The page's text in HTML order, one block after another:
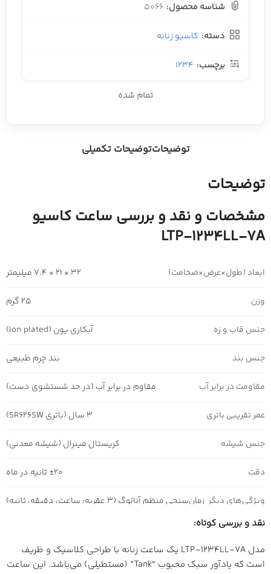
شناسه محصول: 5066
دسته: کاسیو زنانه
برچسب: 1234
تمام شده
توضیحاتتوضیحات تکمیلی
توضیحات
مشخصات و نقد و بررسی ساعت کاسیو
LTP-1234LL-7A
ابعاد (طول×عرض×ضخامت) 32 × 21 × 7.4 میلیمتر
وزن 25 گرم
جنس قاب و زه آبکاری یون (Ion plated)
جنس بند بند چرم طبیعی
مقاومت در برابر آب مقاوم در برابر آب (در حد شستشوی دست)
عمر تقریبی باتری 3 سال (باتری SR626SW)
جنس شیشه کریستال مینرال (شیشه معدنی)
دقت ±20 ثانیه در ماه
ویژگی‌های دیگر زمان‌سنجی منظم آنالوگ (3 عقربه: ساعت، دقیقه، ثانیه)
نقد و بررسی کوتاه:
مدل LTP-1234LL-7A یک ساعت زنانه با طراحی کلاسیک و ظریف
است که یادآور سبک محبوب “Tank” (مستطیلی) می‌باشد. این ساعت